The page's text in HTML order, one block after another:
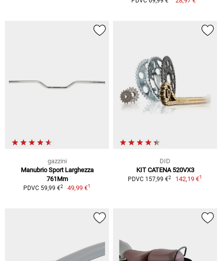
gazzini
Manubrio Sport Larghezza
761Mm
PDVC 59,99 €2 49,99 €1
DID
KIT CATENA 520VX3
PDVC 157,99 €2 142,19 €1